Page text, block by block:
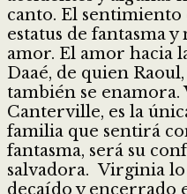
canto. El sentimiento
estatus de fantasma
amor. El amor hacia
Daaé, de quien
también se
Canterville, es la
familia que sentirá
fantasma, será su
salvadora. Virginia
decaído y encerrado